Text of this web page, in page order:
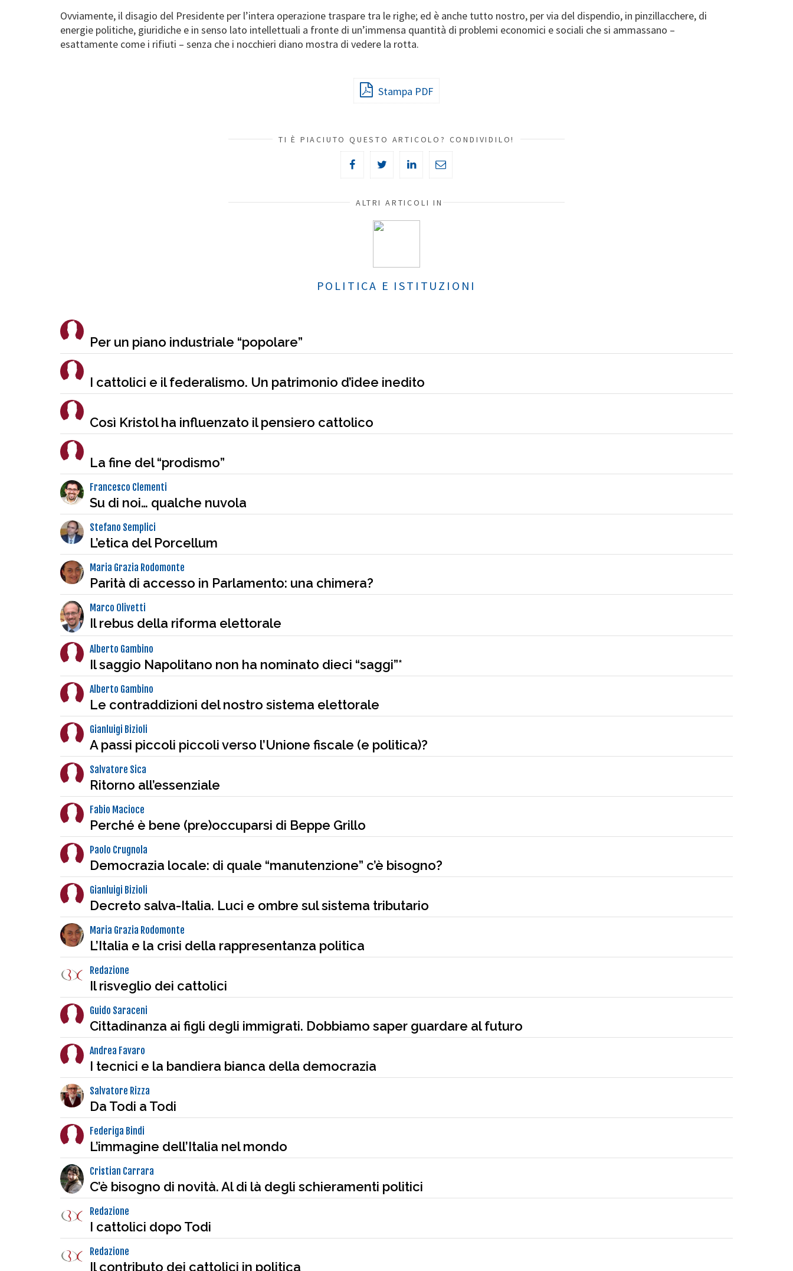
Ovviamente, il disagio del Presidente per l’intera operazione traspare tra le righe; ed è anche tutto nostro, per via del dispendio, in pinzillacchere, di
energie politiche, giuridiche e in senso lato intellettuali a fronte di un’immensa quantità di problemi economici e sociali che si ammassano –
esattamente come i rifiuti – senza che i nocchieri diano mostra di vedere la rotta.
Stampa PDF
TI È PIACIUTO QUESTO ARTICOLO? CONDIVIDILO!
ALTRI ARTICOLI IN
POLITICA E ISTITUZIONI
Per un piano industriale “popolare”
I cattolici e il federalismo. Un patrimonio d’idee inedito
Così Kristol ha influenzato il pensiero cattolico
La fine del “prodismo”
Francesco Clementi
Su di noi… qualche nuvola
Stefano Semplici
L’etica del Porcellum
Maria Grazia Rodomonte
Parità di accesso in Parlamento: una chimera?
Marco Olivetti
Il rebus della riforma elettorale
Alberto Gambino
Il saggio Napolitano non ha nominato dieci “saggi”*
Alberto Gambino
Le contraddizioni del nostro sistema elettorale
Gianluigi Bizioli
A passi piccoli piccoli verso l’Unione fiscale (e politica)?
Salvatore Sica
Ritorno all’essenziale
Fabio Macioce
Perché è bene (pre)occuparsi di Beppe Grillo
Paolo Crugnola
Democrazia locale: di quale “manutenzione” c’è bisogno?
Gianluigi Bizioli
Decreto salva-Italia. Luci e ombre sul sistema tributario
Maria Grazia Rodomonte
L’Italia e la crisi della rappresentanza politica
Redazione
Il risveglio dei cattolici
Guido Saraceni
Cittadinanza ai figli degli immigrati. Dobbiamo saper guardare al futuro
Andrea Favaro
I tecnici e la bandiera bianca della democrazia
Salvatore Rizza
Da Todi a Todi
Federiga Bindi
L’immagine dell’Italia nel mondo
Cristian Carrara
C’è bisogno di novità. Al di là degli schieramenti politici
Redazione
I cattolici dopo Todi
Redazione
Il contributo dei cattolici in politica